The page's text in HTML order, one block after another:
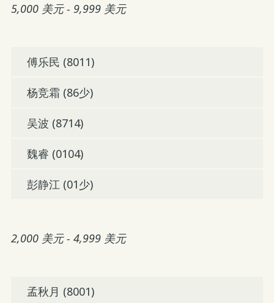
5,000 美元 - 9,999 美元
傅乐民 (8011)
杨竞霜 (86少)
吴波 (8714)
魏睿 (0104)
彭静江 (01少)
2,000 美元 - 4,999 美元
孟秋月 (8001)